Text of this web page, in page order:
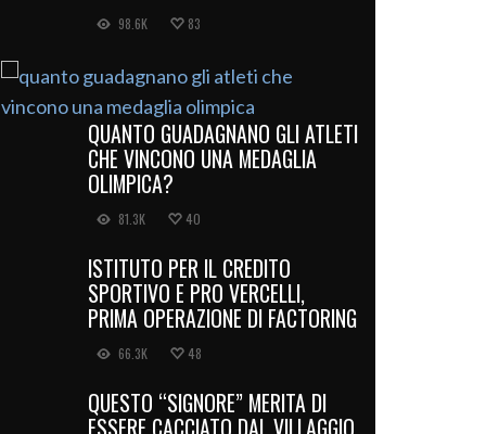
98.6K 83
QUANTO GUADAGNANO GLI ATLETI
CHE VINCONO UNA MEDAGLIA
OLIMPICA?
81.3K 40
ISTITUTO PER IL CREDITO
SPORTIVO E PRO VERCELLI,
PRIMA OPERAZIONE DI FACTORING
66.3K 48
QUESTO “SIGNORE” MERITA DI
ESSERE CACCIATO DAL VILLAGGIO